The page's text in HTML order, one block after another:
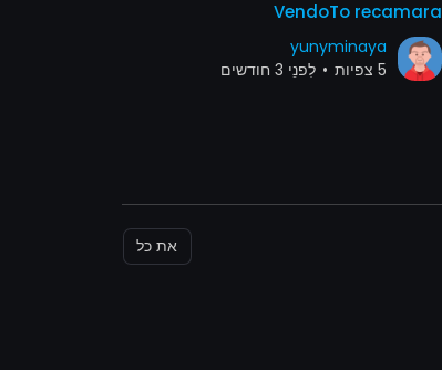
VendoTo recamara
yunyminaya
5 צפיות
• לִפנֵי 3 חודשים
את כל